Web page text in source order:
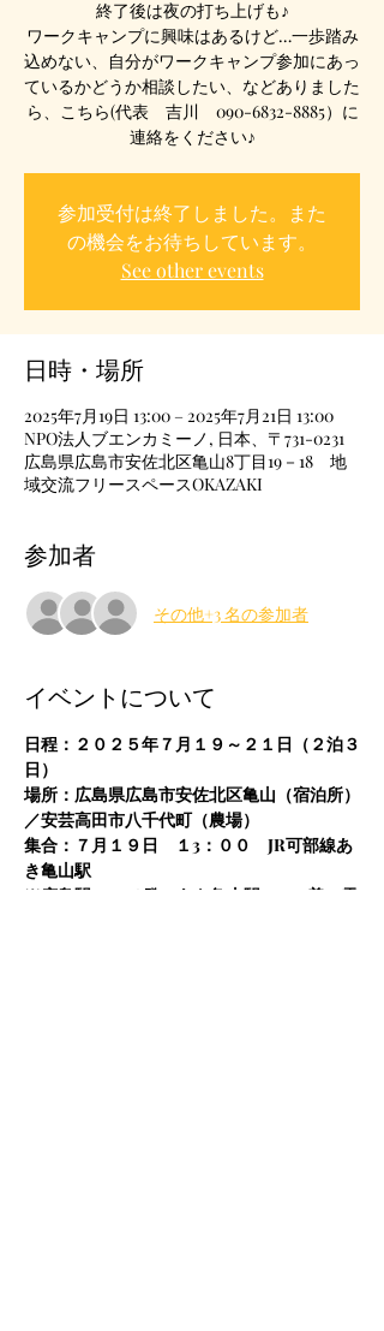
終了後は夜の打ち上げも♪
ワークキャンプに興味はあるけど…一歩踏み
込めない、自分がワークキャンプ参加にあっ
ているかどうか相談したい、などありました
ら、こちら(代表 吉川 090-6832-8885）に
連絡をください♪
参加受付は終了しました。また
の機会をお待ちしています。
See other events
日時・場所
2025年7月19日 13:00 – 2025年7月21日 13:00
NPO法人ブエンカミーノ, 日本、〒731-0231
広島県広島市安佐北区亀山8丁目19－18 地
域交流フリースペースOKAZAKI
参加者
その他+3 名の参加者
イベントについて
日程：２０２５年７月１９～２１日（２泊３
日）
場所：広島県広島市安佐北区亀山（宿泊所）
／安芸高田市八千代町（農場）
集合：７月１９日　１3：００　JR可部線あ
き亀山駅
※広島駅12：08発、あき亀山駅12：52着の電